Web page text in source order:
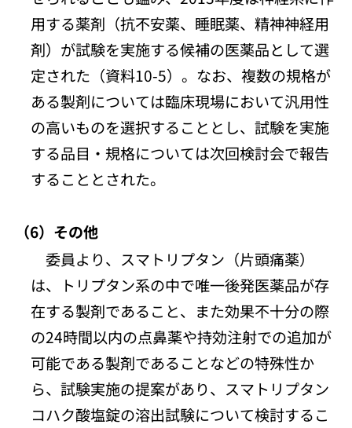
用する薬剤（抗不安薬、睡眠薬、精神神経用
剤）が試験を実施する候補の医薬品として選
定された（資料10-5）。なお、複数の規格が
ある製剤については臨床現場において汎用性
の高いものを選択することとし、試験を実施
する品目・規格については次回検討会で報告
することとされた。
（6）その他
委員より、スマトリプタン（片頭痛薬）
は、トリプタン系の中で唯一後発医薬品が存
在する製剤であること、また効果不十分の際
の24時間以内の点鼻薬や持効注射での追加が
可能である製剤であることなどの特殊性か
ら、試験実施の提案があり、スマトリプタン
コハク酸塩錠の溶出試験について検討するこ